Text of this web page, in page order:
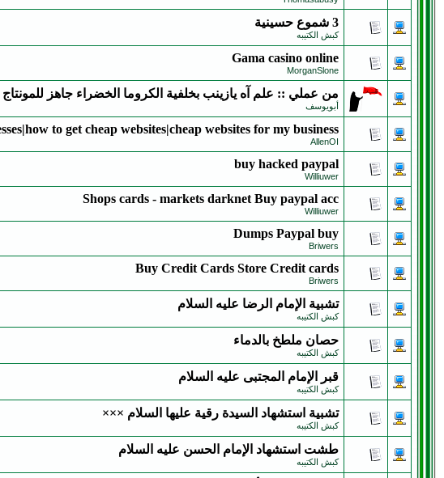
3 شموع حسينية
كبش الكتيبه
Gama casino online
MorganSlone
من عملي :: علم آه يازينب بخلفية الكروما الخضراء جاهز
أبويوسف
to get cheap websites|cheap websites for my business
AllenOI
buy hacked paypal
Williuwer
Shops cards - markets darknet Buy paypal acc
Williuwer
Dumps Paypal buy
Briwers
Buy Credit Cards Store Credit cards
Briwers
تشبية الإمام الرضا عليه السلام
كبش الكتيبه
حصان ملطخ بالدماء
كبش الكتيبه
قبر الإمام المجتبى عليه السلام
كبش الكتيبه
تشبية استشهاد السيدة رقية عليها السلام ×××
كبش الكتيبه
طشت استشهاد الإمام الحسن عليه السلام
كبش الكتيبه